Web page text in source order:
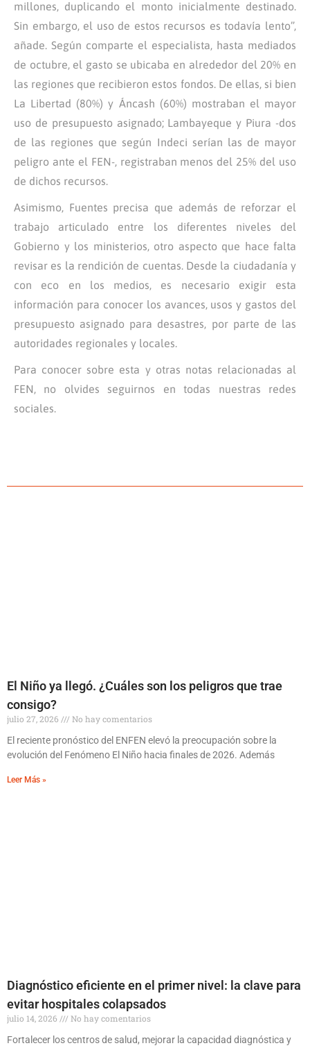
millones, duplicando el monto inicialmente destinado.
Sin embargo, el uso de estos recursos es todavía lento”,
añade. Según comparte el especialista, hasta mediados
de octubre, el gasto se ubicaba en alrededor del 20% en
las regiones que recibieron estos fondos. De ellas, si bien
La Libertad (80%) y Áncash (60%) mostraban el mayor
uso de presupuesto asignado; Lambayeque y Piura -dos
de las regiones que según Indeci serían las de mayor
peligro ante el FEN-, registraban menos del 25% del uso
de dichos recursos.
Asimismo, Fuentes precisa que además de reforzar el
trabajo articulado entre los diferentes niveles del
Gobierno y los ministerios, otro aspecto que hace falta
revisar es la rendición de cuentas. Desde la ciudadanía y
con eco en los medios, es necesario exigir esta
información para conocer los avances, usos y gastos del
presupuesto asignado para desastres, por parte de las
autoridades regionales y locales.
Para conocer sobre esta y otras notas relacionadas al
FEN, no olvides seguirnos en todas nuestras redes
sociales.
El Niño ya llegó. ¿Cuáles son los peligros que trae
consigo?
julio 27, 2026
No hay comentarios
El reciente pronóstico del ENFEN elevó la preocupación sobre la
evolución del Fenómeno El Niño hacia finales de 2026. Además
Leer Más »
Diagnóstico eficiente en el primer nivel: la clave para
evitar hospitales colapsados
julio 14, 2026
No hay comentarios
Fortalecer los centros de salud, mejorar la capacidad diagnóstica y